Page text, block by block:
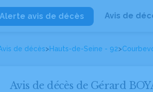
Alerte avis de décès Avis de
de décès>Hauts-de-Seine - 92>
Avis de décès de Gérard